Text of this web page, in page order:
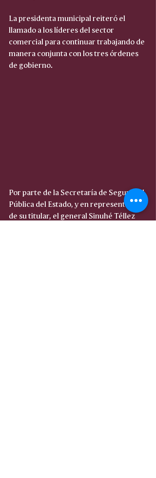
La presidenta municipal reiteró el
llamado a los líderes del sector
comercial para continuar trabajando de
manera conjunta con los tres órdenes
de gobierno.
Por parte de la Secretaría de Seguridad
Pública del Estado, y en representación
de su titular, el general Sinuhé Téllez